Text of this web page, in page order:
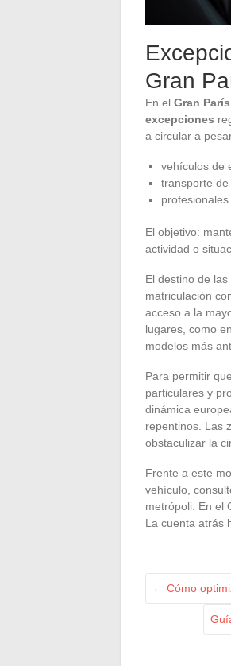
Gran
En el Gran París
excepciones
a circular a
vehículos de
transporte
profesionales
El objetivo:
actividad o
El destino de las
matriculación
acceso a la
lugares, como
modelos más
Para permitir
particulares y
dinámica
repentinos. Las
obstaculizar la
Frente a este
vehículo,
metrópoli. En el
La cuenta atrás
← Cómo